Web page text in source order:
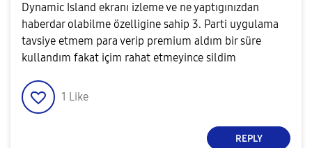
Dynamic Island ekranı izleme ve ne yaptıgınızdan
haberdar olabilme özelligine sahip 3. Parti uygulama
tavsiye etmem para verip premium aldım bir süre
kullandım fakat içim rahat etmeyince sildim
1 Like
REPLY